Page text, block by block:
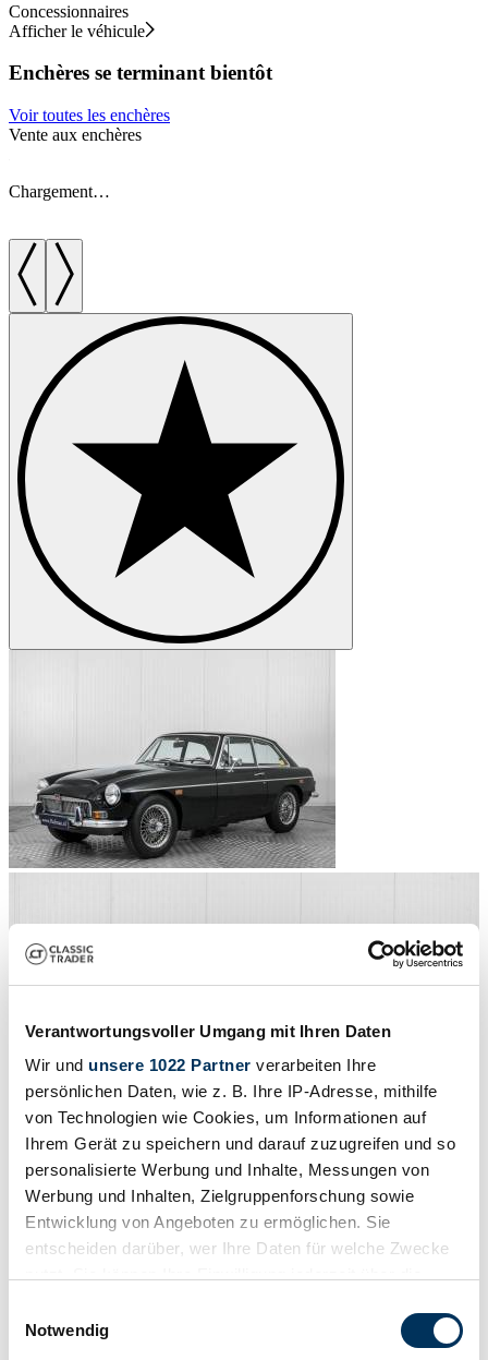
Verantwortungsvoller Umgang mit Ihren Daten
Wir und unsere 1022 Partner verarbeiten Ihre
persönlichen Daten, wie z. B. Ihre IP-Adresse, mithilfe
von Technologien wie Cookies, um Informationen auf
Ihrem Gerät zu speichern und darauf zuzugreifen und so
personalisierte Werbung und Inhalte, Messungen von
Werbung und Inhalten, Zielgruppenforschung sowie
Entwicklung von Angeboten zu ermöglichen. Sie
entscheiden darüber, wer Ihre Daten für welche Zwecke
Trigger Symbol ändern oder widerrufen
Notwendig
Concessionnaires
Afficher le véhicule
Enchères se terminant bientôt
Voir toutes les enchères
Vente aux enchères
Chargement…
/50
1969 | MG MGC GT
MG C GT MGC GT MGCGT .